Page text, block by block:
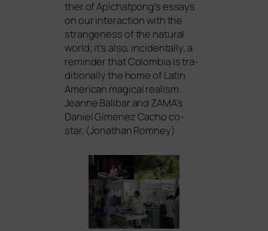
ther of Apichatpong’s essays
on our inter­ac­tion with the
stran­gen­ess of the natu­ral
world; it’s also, inci­den­tal­ly, a
remin­der that Colombia is tra­
di­tio­nal­ly the home of Latin
American magi­cal rea­lism.
Jeanne Balibar and ZAMA’s
Daniel Gimenez Cacho co-
star. (Jonathan Romney)